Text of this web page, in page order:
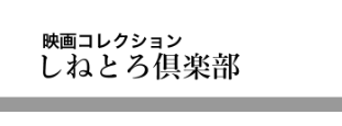
ゲ
テ
ニュース